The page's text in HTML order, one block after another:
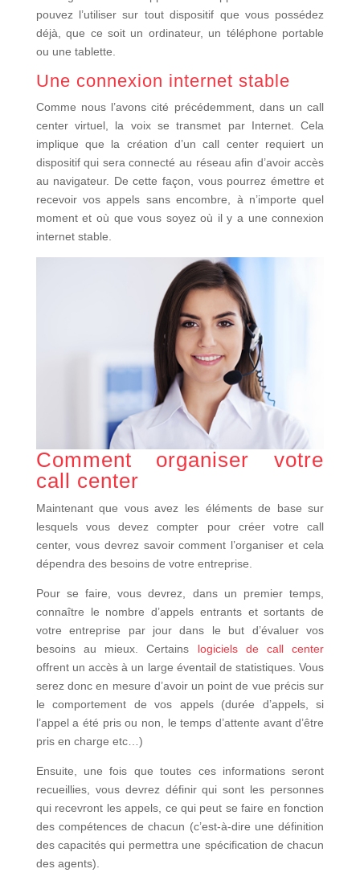
pouvez l’utiliser sur tout dispositif que vous possédez
déjà, que ce soit un ordinateur, un téléphone portable
ou une tablette.
Une connexion internet stable
Comme nous l’avons cité précédemment, dans un call
center virtuel, la voix se transmet par Internet. Cela
implique que la création d’un call center requiert un
dispositif qui sera connecté au réseau afin d’avoir accès
au navigateur. De cette façon, vous pourrez émettre et
recevoir vos appels sans encombre, à n’importe quel
moment et où que vous soyez où il y a une connexion
internet stable.
Comment organiser votre
call center
Maintenant que vous avez les éléments de base sur
lesquels vous devez compter pour créer votre call
center, vous devrez savoir comment l’organiser et cela
dépendra des besoins de votre entreprise.
Pour se faire, vous devrez, dans un premier temps,
connaître le nombre d’appels entrants et sortants de
votre entreprise par jour dans le but d’évaluer vos
besoins au mieux. Certains logiciels de call center
offrent un accès à un large éventail de statistiques. Vous
serez donc en mesure d’avoir un point de vue précis sur
le comportement de vos appels (durée d’appels, si
l’appel a été pris ou non, le temps d’attente avant d’être
pris en charge etc…)
Ensuite, une fois que toutes ces informations seront
recueillies, vous devrez définir qui sont les personnes
qui recevront les appels, ce qui peut se faire en fonction
des compétences de chacun (c’est-à-dire une définition
des capacités qui permettra une spécification de chacun
des agents).